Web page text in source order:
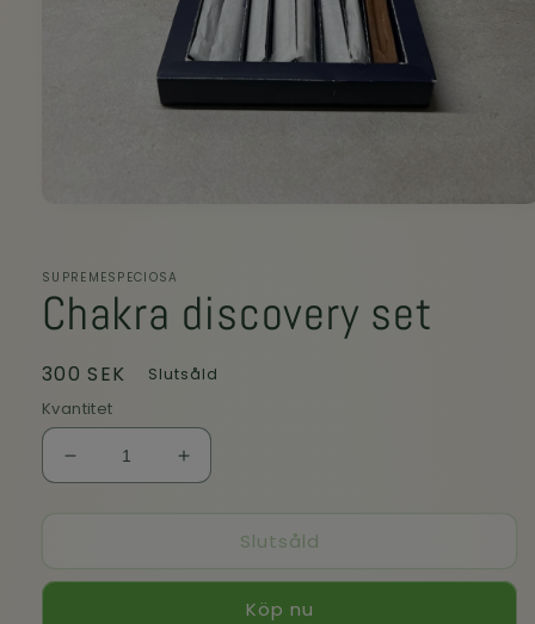
SUPREMESPECIOSA
Chakra discovery set
Ordinarie
pris
300 SEK Slutsåld
Kvantitet
Minska
kvantitet
Öka
kvantitet
ChakraSlutsåld
Köp nu